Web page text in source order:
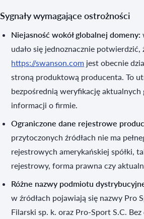
Sygnały wymagające ostrożności
Niejasność wokół globalnej domeny:
udało się jednoznacznie potwierdzić,
https://swanson.com jest obecnie
stroną produktową producenta. To
bezpośrednią weryfikację aktualnych
informacji o firmie.
Ograniczone dane rejestrowe
przytoczonych źródłach nie ma
rejestrowych amerykańskiej spółki,
rejestrowy, forma prawna czy
Różne nazwy podmiotu
w źródłach pojawiają się nazwy Pro
Filarski sp. k. oraz Pro-Sport S.C.